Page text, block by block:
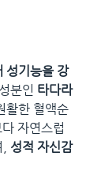
성기능을 강
분인 타다라
활한 혈액순
자연스럽
성적 자신감